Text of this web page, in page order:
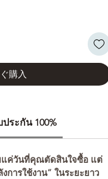
購入
ระกัน 100%
แค่วันที่คุณตัดสินใจซื้อ แต่
ารใช้งาน” ในระยะยาว